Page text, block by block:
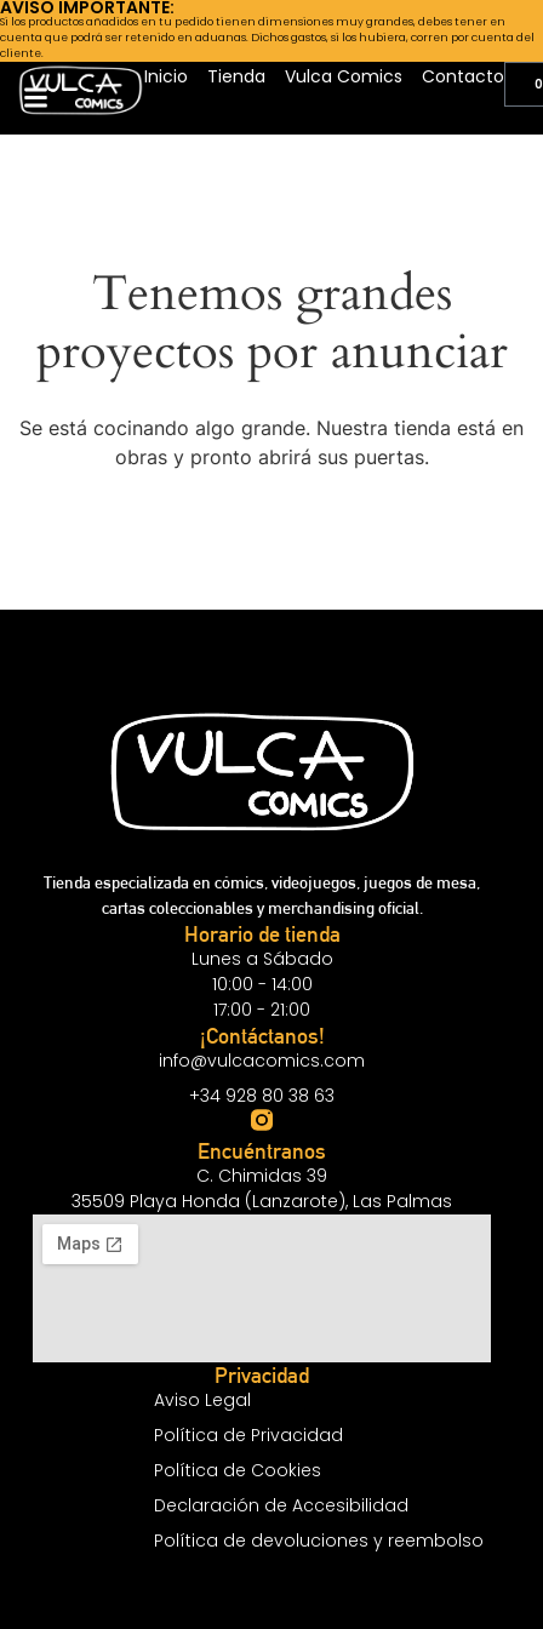
AVISO IMPORTANTE:
Si los productos añadidos en tu pedido tienen dimensiones muy grandes, debes tener en
cuenta que podrá ser retenido en aduanas. Dichos gastos, si los hubiera, corren por cuenta del
cliente.
Inicio Tienda Vulca Comics Contacto
Tenemos grandes
proyectos por anunciar
Se está cocinando algo grande. Nuestra tienda está en
obras y pronto abrirá sus puertas.
Tienda especializada en cómics, videojuegos, juegos de mesa,
cartas coleccionables y merchandising oficial.
Horario de tienda
Lunes a Sábado
10:00 - 14:00
17:00 - 21:00
¡Contáctanos!
info@vulcacomics.com
+34 928 80 38 63
Encuéntranos
C. Chimidas 39
35509 Playa Honda (Lanzarote), Las Palmas
Privacidad
Aviso Legal
Política de Privacidad
Política de Cookies
Declaración de Accesibilidad
Política de devoluciones y reembolso